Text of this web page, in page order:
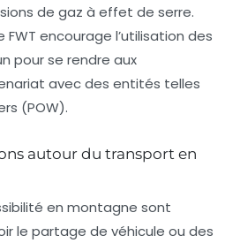
de gaz à effet de serre.
encourage l’utilisation des
pour se rendre aux
avec des entités telles
(POW).
autour du transport en
en montagne sont
le partage de véhicule ou des